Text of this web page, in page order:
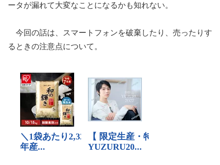
ータが漏れて大変なことになるかも知れない。
今回の話は、スマートフォンを破棄したり、売ったりす
るときの注意点について。